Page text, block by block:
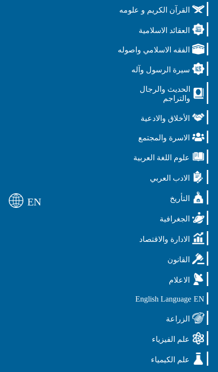
القرآن الكريم و علومه
العقائد الاسلامية
الفقه الاسلامي واصوله
سيرة الرسول وآله
الحديث والرجال
والتراجم
الأخلاق والادعية
الاسرة والمجتمع
علوم اللغة العربية
الادب العربي
التأريخ
الجغرافية
الادارة والاقتصاد
القانون
الاعلام
EN
English Language
الزراعة
علم الفيزياء
علم الكيمياء
EN